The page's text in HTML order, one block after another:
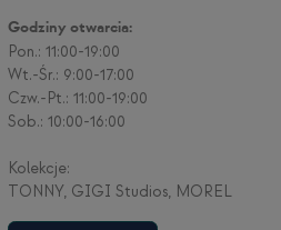
Godziny otwarcia:
Pon.: 11:00-19:00
Wt.-Śr.: 9:00-17:00
Czw.-Pt.: 11:00-19:00
Sob.: 10:00-16:00
Kolekcje:
TONNY, GIGI Studios, MOREL